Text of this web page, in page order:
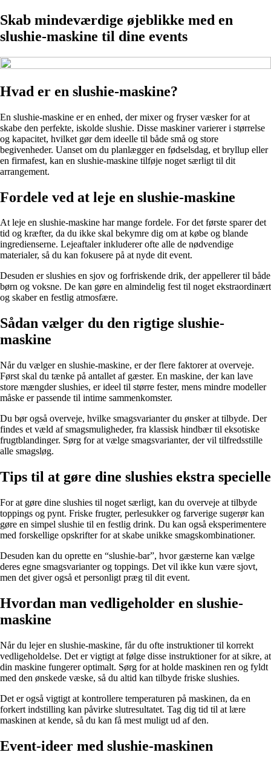
Skab mindeværdige øjeblikke med en
slushie-maskine til dine events
Hvad er en slushie-maskine?
En slushie-maskine er en enhed, der mixer og fryser væsker for at
skabe den perfekte, iskolde slushie. Disse maskiner varierer i størrelse
og kapacitet, hvilket gør dem ideelle til både små og store
begivenheder. Uanset om du planlægger en fødselsdag, et bryllup eller
en firmafest, kan en slushie-maskine tilføje noget særligt til dit
arrangement.
Fordele ved at leje en slushie-maskine
At leje en slushie-maskine har mange fordele. For det første sparer det
tid og kræfter, da du ikke skal bekymre dig om at købe og blande
ingredienserne. Lejeaftaler inkluderer ofte alle de nødvendige
materialer, så du kan fokusere på at nyde dit event.
Desuden er slushies en sjov og forfriskende drik, der appellerer til både
børn og voksne. De kan gøre en almindelig fest til noget ekstraordinært
og skaber en festlig atmosfære.
Sådan vælger du den rigtige slushie-
maskine
Når du vælger en slushie-maskine, er der flere faktorer at overveje.
Først skal du tænke på antallet af gæster. En maskine, der kan lave
store mængder slushies, er ideel til større fester, mens mindre modeller
måske er passende til intime sammenkomster.
Du bør også overveje, hvilke smagsvarianter du ønsker at tilbyde. Der
findes et væld af smagsmuligheder, fra klassisk hindbær til eksotiske
frugtblandinger. Sørg for at vælge smagsvarianter, der vil tilfredsstille
alle smagsløg.
Tips til at gøre dine slushies ekstra specielle
For at gøre dine slushies til noget særligt, kan du overveje at tilbyde
toppings og pynt. Friske frugter, perlesukker og farverige sugerør kan
gøre en simpel slushie til en festlig drink. Du kan også eksperimentere
med forskellige opskrifter for at skabe unikke smagskombinationer.
Desuden kan du oprette en “slushie-bar”, hvor gæsterne kan vælge
deres egne smagsvarianter og toppings. Det vil ikke kun være sjovt,
men det giver også et personligt præg til dit event.
Hvordan man vedligeholder en slushie-
maskine
Når du lejer en slushie-maskine, får du ofte instruktioner til korrekt
vedligeholdelse. Det er vigtigt at følge disse instruktioner for at sikre, at
din maskine fungerer optimalt. Sørg for at holde maskinen ren og fyldt
med den ønskede væske, så du altid kan tilbyde friske slushies.
Det er også vigtigt at kontrollere temperaturen på maskinen, da en
forkert indstilling kan påvirke slutresultatet. Tag dig tid til at lære
maskinen at kende, så du kan få mest muligt ud af den.
Event-ideer med slushie-maskinen